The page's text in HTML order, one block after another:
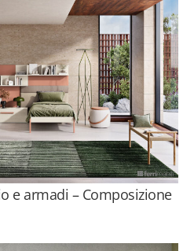
e armadi – Composizione